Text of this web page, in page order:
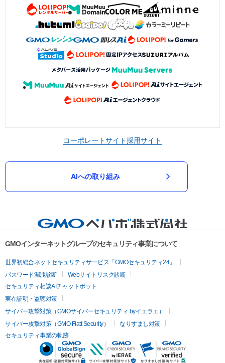
コーポレートサイト採用サイト
AIへの取り組み
GMOインターネットグループのセキュリティ事業について
世界初総合ネットセキュリティサービス「GMOセキュリティ24」
パスワード漏洩診断
Webサイトリスク診断
セキュリティ相談AIチャットボット
実在証明・盗聴対策
サイバー攻撃対策（GMOサイバーセキュリティ byイエラエ）
サイバー攻撃対策（GMO Flatt Security）
なりすまし対策
セキュリティ事業の軌跡